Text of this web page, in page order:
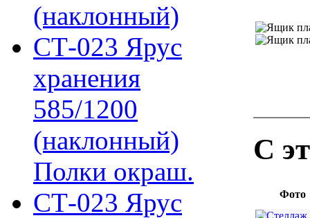
(наклонный)
СТ-023 Ярус
хранения
585/1200
(наклонный)
Полки окраш.
СТ-023 Ярус
С
Фото